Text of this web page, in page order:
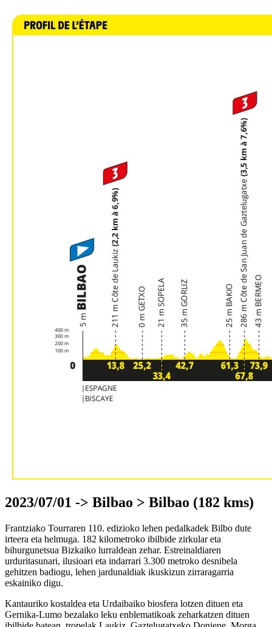
2023/07/01 -> Bilbao > Bilbao (182 kms)
Frantziako Tourraren 110. edizioko lehen pedalkadek Bilbo dute
irteera eta helmuga. 182 kilometroko ibilbide zirkular eta
bihurgunetsua Bizkaiko lurraldean zehar. Estreinaldiaren
urduritasunari, ilusioari eta indarrari 3.300 metroko desnibela
gehitzen badiogu, lehen jardunaldiak ikuskizun zirraragarria
eskainiko digu.
Kantauriko kostaldea eta Urdaibaiko biosfera lotzen dituen eta
Gernika-Lumo bezalako leku enblematikoak zeharkatzen dituen